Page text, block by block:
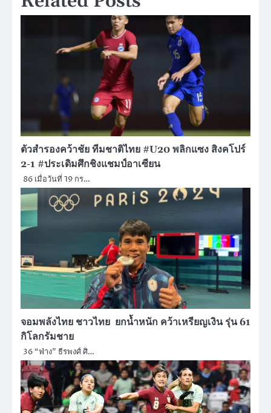
ตัวสำรองคว้าชัย ทีมชาติไทย #U20 พลิกแซง สิงคโปร์
2-1 #ประเดิมศึกชิงแชมป์อาเซียน
86 เมื่อวันที่ 19 กร…
จอมพลังไทย ชาวไทย ยกน้ำหนัก คว้าเหรียญเงิน รุ่น 61
กิโลกรัมชาย
36 “ฟ่าง” ธีรพงศ์ ศิ…